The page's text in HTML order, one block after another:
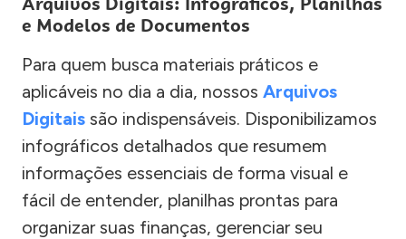
e Modelos de Documentos
Para quem busca materiais práticos e
aplicáveis no dia a dia, nossos Arquivos
Digitais são indispensáveis. Disponibilizamos
infográficos detalhados que resumem
informações essenciais de forma visual e
fácil de entender, planilhas prontas para
organizar suas finanças, gerenciar seu